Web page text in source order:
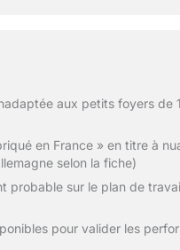
aux petits foyers de
en France » en titre à
selon la fiche)
probable sur le plan de
pour valider les